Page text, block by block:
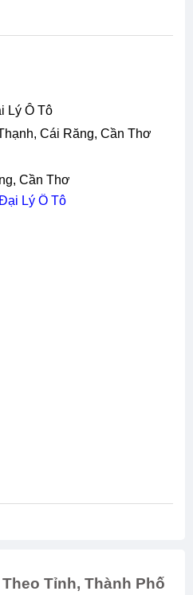
Lý Ô Tô
Cái Răng, Cần Thơ
Cần Thơ
Tỉnh, Thành Phố